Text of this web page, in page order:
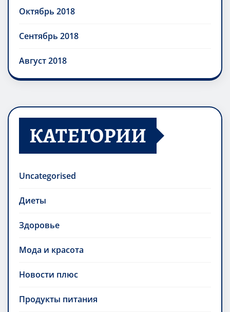
Октябрь 2018
Сентябрь 2018
Август 2018
КАТЕГОРИИ
Uncategorised
Диеты
Здоровье
Мода и красота
Новости плюс
Продукты питания